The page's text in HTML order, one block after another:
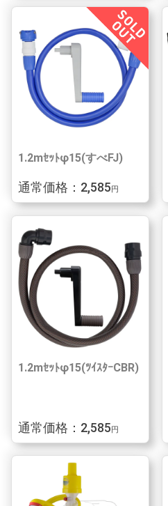
1.2mｾｯﾄφ15(すべFJ)
通常価格：2,585 円
1.2mｾｯﾄφ15(ﾂｲｽﾀｰCBR)
通常価格：2,585円